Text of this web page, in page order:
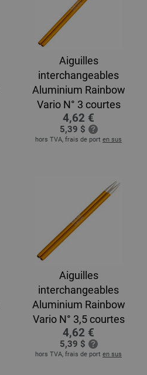
Aiguilles
interchangeables
Aluminium Rainbow
Vario N° 3 courtes
4,62 €
5,39 $
hors TVA, frais de port en sus
Aiguilles
interchangeables
Aluminium Rainbow
Vario N° 3,5 courtes
4,62 €
5,39 $
hors TVA, frais de port en sus